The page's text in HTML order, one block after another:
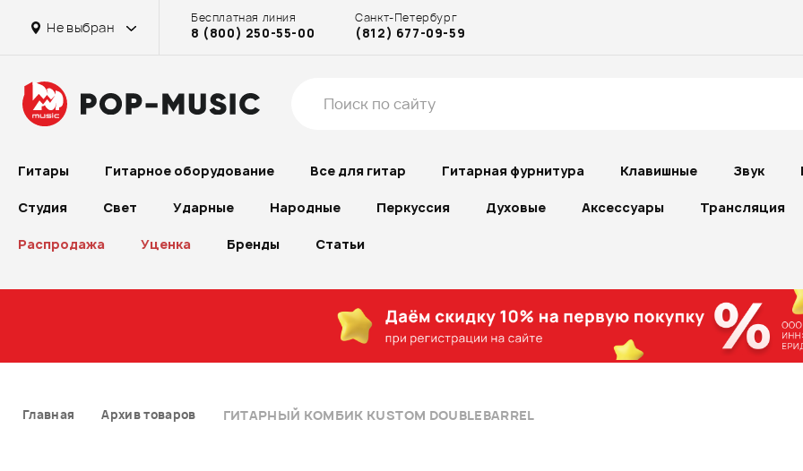
Не выбран
Бесплатная линия
8 (800) 250-55-00
Санкт-Петербург
(812) 677-09-59
Гитары Гитарное оборудование Все для гитар Гитарная фурнитура Клавишные Звук
Студия Свет Ударные Народные Перкуссия Духовые Аксессуары Трансляция
Распродажа Уценка Бренды Статьи
Главная Архив товаров ГИТАРНЫЙ КОМБИК KUSTOM DOUBLEBARREL